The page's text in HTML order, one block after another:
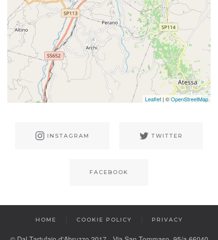
Leaflet| ©OpenStreetMap
INSTAGRAM TWITTER
FACEBOOK
HOME COOKIE POLICY PRIVACY